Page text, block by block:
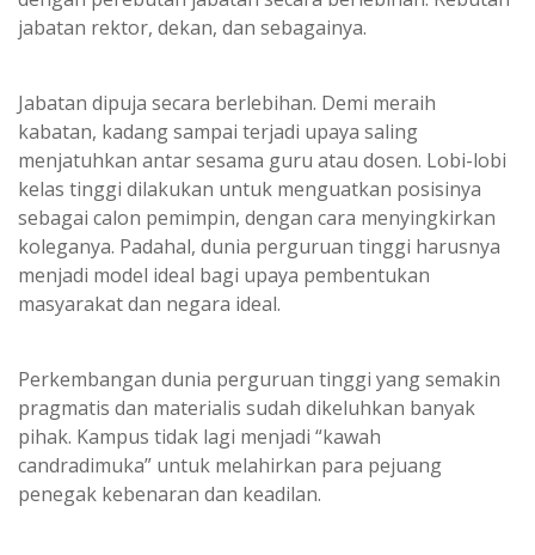
jabatan rektor, dekan, dan sebagainya.
Jabatan dipuja secara berlebihan. Demi meraih
kabatan, kadang sampai terjadi upaya saling
menjatuhkan antar sesama guru atau dosen. Lobi-lobi
kelas tinggi dilakukan untuk menguatkan posisinya
sebagai calon pemimpin, dengan cara menyingkirkan
koleganya. Padahal, dunia perguruan tinggi harusnya
menjadi model ideal bagi upaya pembentukan
masyarakat dan negara ideal.
Perkembangan dunia perguruan tinggi yang semakin
pragmatis dan materialis sudah dikeluhkan banyak
pihak. Kampus tidak lagi menjadi “kawah
candradimuka” untuk melahirkan para pejuang
penegak kebenaran dan keadilan.